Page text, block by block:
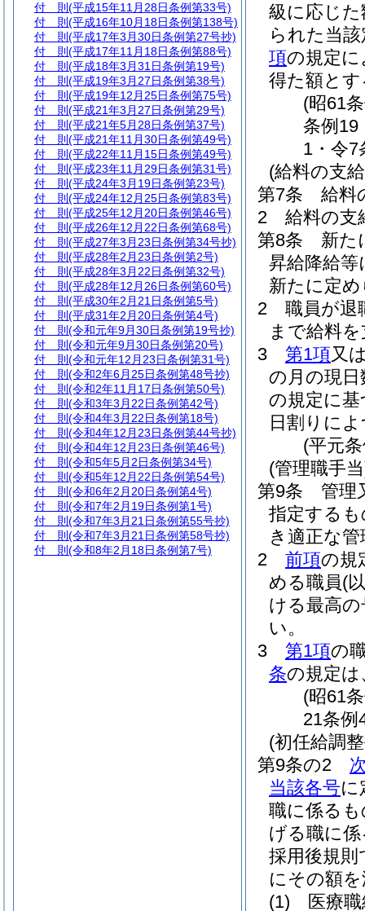
級に応じ
られた当
項の規定
得た額とす
(昭61
条例19
1・令7
(給料の支
第7条
給料
2
給料の支
第8条
新た
昇給降給
新たに定
2
職員が退
まで給料
3
第1項又
の月の現
の規定に
日割りに
(平元
(管理職手
第9条
管理
指定する
き適正な
2
前項の規
める職員(
ける最高
い。
3
第1項の
条の規定
(昭61
21条例
(初任給調
第9条の2
当該各号に
職に係る
げる職に
採用後規
にその額
(1)
医療
付 則 (平成15年11月28日条例第33号)
付 則 (平成16年10月18日条例第138号)
付 則 (平成17年3月30日条例第27号抄)
付 則 (平成17年11月18日条例第88号)
付 則 (平成18年3月31日条例第19号)
付 則 (平成19年3月27日条例第38号)
付 則 (平成19年12月25日条例第75号)
付 則 (平成21年3月27日条例第29号)
付 則 (平成21年5月28日条例第37号)
付 則 (平成21年11月30日条例第49号)
付 則 (平成22年11月15日条例第49号)
付 則 (平成23年11月29日条例第31号)
付 則 (平成24年3月19日条例第23号)
付 則 (平成24年12月25日条例第83号)
付 則 (平成25年12月20日条例第46号)
付 則 (平成26年12月22日条例第68号)
付 則 (平成27年3月23日条例第34号抄)
付 則 (平成28年2月23日条例第2号)
付 則 (平成28年3月22日条例第32号)
付 則 (平成28年12月26日条例第60号)
付 則 (平成30年2月21日条例第5号)
付 則 (平成31年2月20日条例第4号)
付 則 (令和元年9月30日条例第19号抄)
付 則 (令和元年9月30日条例第20号)
付 則 (令和元年12月23日条例第31号)
付 則 (令和2年6月25日条例第48号抄)
付 則 (令和2年11月17日条例第50号)
付 則 (令和3年3月22日条例第42号)
付 則 (令和4年3月22日条例第18号)
付 則 (令和4年12月23日条例第44号抄)
付 則 (令和4年12月23日条例第46号)
付 則 (令和5年5月2日条例第34号)
付 則 (令和5年12月22日条例第54号)
付 則 (令和6年2月20日条例第4号)
付 則 (令和7年2月19日条例第1号)
付 則 (令和7年3月21日条例第55号抄)
付 則 (令和7年3月21日条例第58号抄)
付 則 (令和8年2月18日条例第7号)